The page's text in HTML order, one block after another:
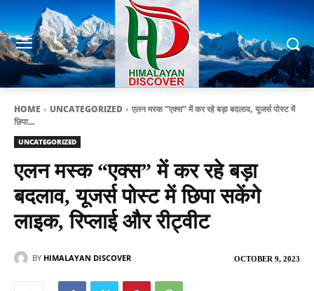
HOME UNCATEGORIZED
एलन मस्क “एक्स” में कर रहे बड़ा बदलाव, यूजर्स पोस्ट में
छिपा...
UNCATEGORIZED
एलन मस्क “एक्स” में कर रहे बड़ा
बदलाव, यूजर्स पोस्ट में छिपा सकेंगे
लाइक, रिप्लाई और रीट्वीट
OCTOBER 9, 2023
BY HIMALAYAN DISCOVER